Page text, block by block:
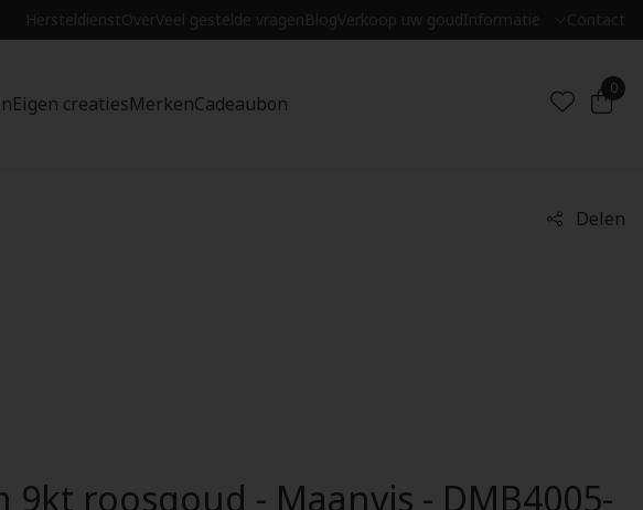
HersteldienstOverVeel gestelde vragenBlogVerkoop uw goudInformatie Contact
Eigen creatiesMerkenCadeaubon
0
Delen
9kt roosgoud - Maanvis - DMB4005-